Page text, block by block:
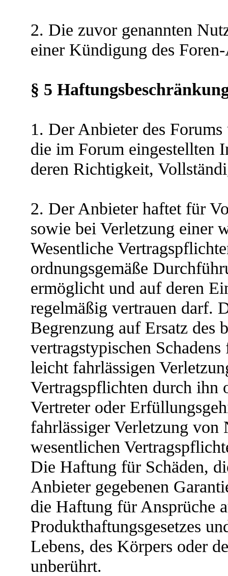
2. Die zuvor genannten
einer Kündigung des
§ 5
1. Der Anbieter des
die im Forum eingestellten
deren Richtigkeit,
2. Der Anbieter haftet für
sowie bei Verletzung einer
Wesentliche
ordnungsgemäße
ermöglicht und auf deren
regelmäßig vertrauen darf.
Begrenzung auf Ersatz des
vertragstypischen
leicht fahrlässigen
Vertragspflichten durch ihn
Vertreter oder
fahrlässiger Verletzung
wesentlichen
Die Haftung für Schäden,
Anbieter gegebenen
die Haftung für Ansprüche
Produkthaftungsgesetzes
Lebens, des Körpers oder
unberührt.